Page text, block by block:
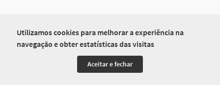
Utilizamos cookies para melhorar a experiência na
navegação e obter estatísticas das visitas
Aceitar e fechar